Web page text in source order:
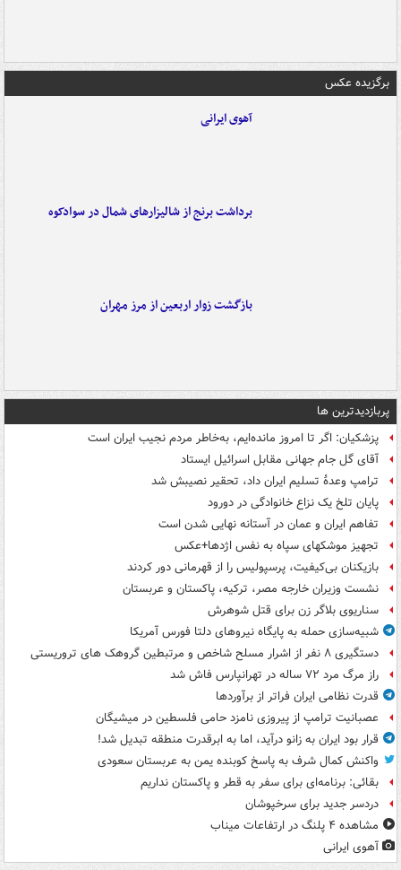
برگزیده عکس
آهوی ایرانی
برداشت برنج از شالیزارهای شمال در سوادکوه
بازگشت زوار اربعین از مرز مهران
پربازدیدترین ها
پزشکیان: اگر تا امروز مانده‌ایم، به‌خاطر مردم نجیب ایران است
آقای گل جام جهانی مقابل اسرائیل ایستاد
ترامپ وعدۀ تسلیم ایران داد، تحقیر نصیبش شد
پایان تلخ یک نزاع خانوادگی در دورود
تفاهم ایران و عمان در آستانه نهایی شدن است
تجهیز موشکهای سپاه به نفس اژدها+عکس
بازیکنان بی‌کیفیت، پرسپولیس را از قهرمانی دور کردند
نشست وزیران خارجه مصر، ترکیه، پاکستان و عربستان
سناریوی بلاگر زن برای قتل شوهرش
شبیه‌سازی حمله به پایگاه نیروهای دلتا فورس آمریکا
دستگیری ۸ نفر از اشرار مسلح شاخص و مرتبطین گروهک های تروریستی
راز مرگ مرد ۷۲ ساله در تهرانپارس فاش شد
قدرت نظامی ایران فراتر از برآوردها
عصبانیت ترامپ از پیروزی نامزد حامی فلسطین در میشیگان
قرار بود ایران به زانو درآید، اما به ابرقدرت منطقه تبدیل شد!
واکنش کمال شرف به پاسخ کوبنده یمن به عربستان سعودی
بقائی: برنامه‌ای برای سفر به قطر و پاکستان نداریم
دردسر جدید برای سرخپوشان
مشاهده ۴ پلنگ در ارتفاعات میناب
آهوی ایرانی